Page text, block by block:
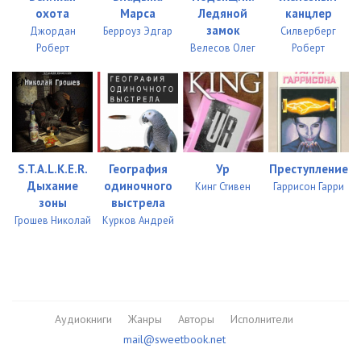
07:34
46 07:36
47 07:40
48 08:14
49 07:49
50 08:15
охота
Джордан
Роберт
Марса
Берроуз Эдгар
Ледяной
замок
Велесов Олег
канцлер
Силверберг
Роберт
S.T.A.L.K.E.R.
Дыхание
зоны
Грошев Николай
География
одиночного
выстрела
Курков Андрей
Ур
Кинг Стивен
Преступление
Гаррисон Гарри
Аудиокниги Жанры Авторы
Исполнители
mail@sweetbook.net